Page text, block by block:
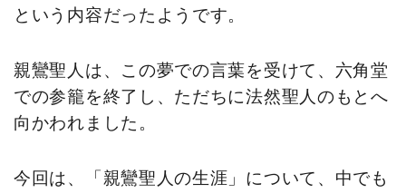
という内容だったようです。
親鸞聖人は、この夢での言葉を受けて、六角堂
での参籠を終了し、ただちに法然聖人のもとへ
向かわれました。
今回は、「親鸞聖人の生涯」について、中でも